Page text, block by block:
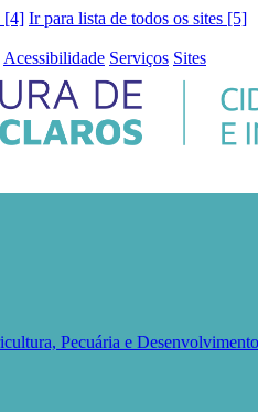
[4] Ir para lista de todos os sites [5]
Acessibilidade Serviços Sites
Pecuária e